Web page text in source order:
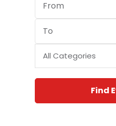
Date
End
Date
Category